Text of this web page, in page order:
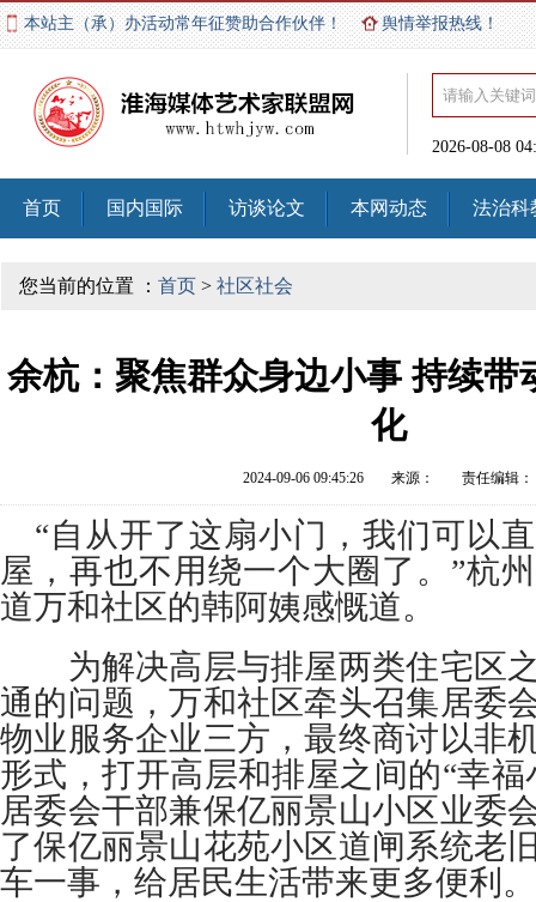
本站主（承）办活动常年征赞助合作伙伴！ 舆情举报热线！
2026-08-08
首页 国内国际 访谈论文 本网动态 法治科
您当前的位置 ： 首页 > 社区社会
余杭：聚焦群众身边小事 持续带
化
2024-09-06 09:45:26 来源： 责任编辑：
“自从开了这扇小门，我们可以
屋，再也不用绕一个大圈了。”杭
道万和社区的韩阿姨感慨道。
为解决高层与排屋两类住宅区
通的问题，万和社区牵头召集居委
物业服务企业三方，最终商讨以非
形式，打开高层和排屋之间的“幸
居委会干部兼保亿丽景山小区业委
了保亿丽景山花苑小区道闸系统老
车一事，给居民生活带来更多便利。